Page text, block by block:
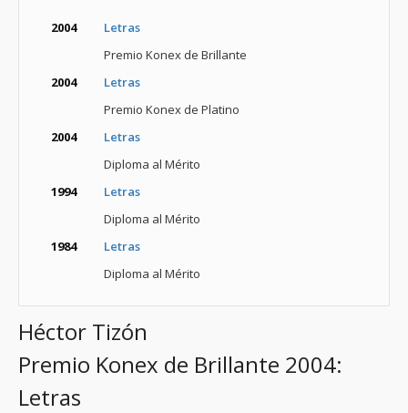
2004
Letras
Premio Konex de Brillante
2004
Letras
Premio Konex de Platino
2004
Letras
Diploma al Mérito
1994
Letras
Diploma al Mérito
1984
Letras
Diploma al Mérito
Héctor Tizón
Premio Konex de Brillante 2004:
Letras